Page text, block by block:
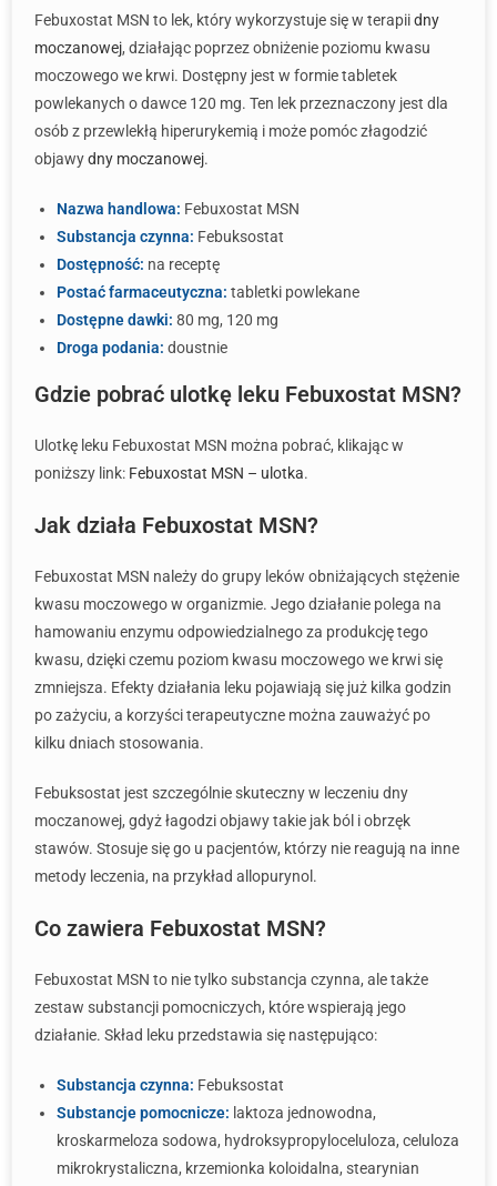
Febuxostat MSN to lek, który wykorzystuje się w terapiidny
moczanowej, działając poprzez obniżenie poziomu kwasu
moczowego we krwi. Dostępny jest w formie tabletek
powlekanych o dawce 120 mg. Ten lek przeznaczony jest dla
osób z przewlekłą hiperurykemią i może pomóc złagodzić
objawydny moczanowej.
Nazwa handlowa: Febuxostat MSN
Substancja czynna: Febuksostat
Dostępność: na receptę
Postać farmaceutyczna: tabletki powlekane
Dostępne dawki: 80 mg, 120 mg
Droga podania: doustnie
Gdzie pobrać ulotkę leku Febuxostat MSN?
Ulotkę leku Febuxostat MSN można pobrać, klikając w
poniższy link: Febuxostat MSN – ulotka.
Jak działa Febuxostat MSN?
Febuxostat MSN należy do grupy leków obniżających stężenie
kwasu moczowego w organizmie. Jego działanie polega na
hamowaniu enzymu odpowiedzialnego za produkcję tego
kwasu, dzięki czemu poziom kwasu moczowego we krwi się
zmniejsza. Efekty działania leku pojawiają się już kilka godzin
po zażyciu, a korzyści terapeutyczne można zauważyć po
kilku dniach stosowania.
Febuksostat jest szczególnie skuteczny w leczeniu dny
moczanowej, gdyż łagodzi objawy takie jak ból i obrzęk
stawów. Stosuje się go u pacjentów, którzy nie reagują na inne
metody leczenia, na przykład allopurynol.
Co zawiera Febuxostat MSN?
Febuxostat MSN to nie tylko substancja czynna, ale także
zestaw substancji pomocniczych, które wspierają jego
działanie. Skład leku przedstawia się następująco:
Substancja czynna: Febuksostat
Substancje pomocnicze: laktoza jednowodna,
kroskarmeloza sodowa, hydroksypropyloceluloza, celuloza
mikrokrystaliczna, krzemionka koloidalna, stearynian